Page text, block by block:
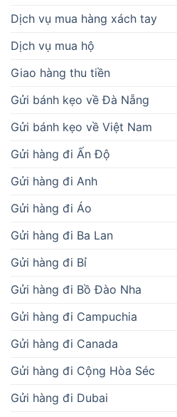
Dịch vụ mua hàng xách tay
Dịch vụ mua hộ
Giao hàng thu tiền
Gửi bánh kẹo về Đà Nẵng
Gửi bánh kẹo về Việt Nam
Gửi hàng đi Ấn Độ
Gửi hàng đi Anh
Gửi hàng đi Áo
Gửi hàng đi Ba Lan
Gửi hàng đi Bỉ
Gửi hàng đi Bồ Đào Nha
Gửi hàng đi Campuchia
Gửi hàng đi Canada
Gửi hàng đi Cộng Hòa Séc
Gửi hàng đi Dubai